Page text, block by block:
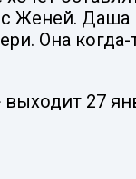
Женей.
Она
27